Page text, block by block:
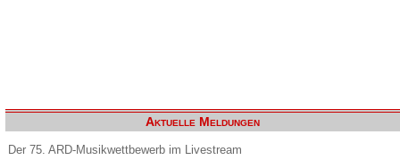
Aktuelle Meldungen
Der 75. ARD-Musikwettbewerb im Livestream